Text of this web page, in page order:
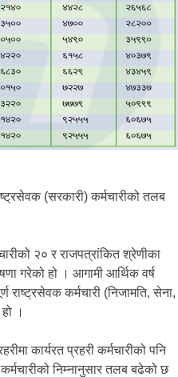
(सरकारी) कर्मचारीको तलब
२० र राजपत्रांकित श्रेणीका
गरेको हो । आगामी आर्थिक वर्ष
कर्मचारी (निजामति, सेना,
।
कार्यरत प्रहरी कर्मचारीको पनि
निम्नानुसार तलब बढेको छ